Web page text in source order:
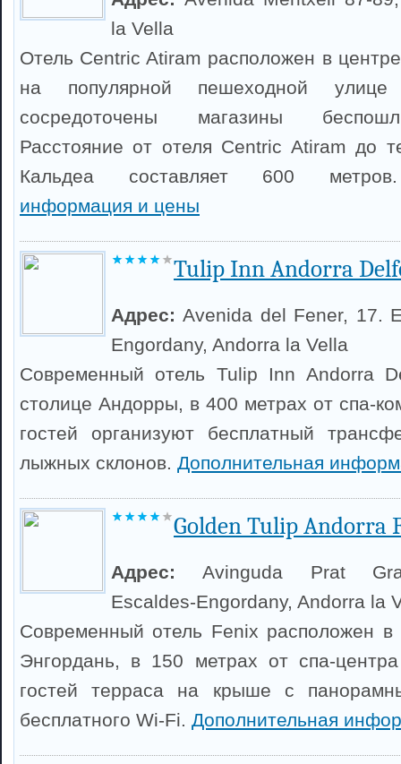
la Vella
Отель Centric Atiram расположен в
на популярной пешеходной улице
сосредоточены магазины
Расстояние от отеля Centric Atiram до
Кальдеа составляет 600
информация и цены
Tulip Inn Andorra
Адрес:Avenida del Fener, 17.
Engordany, Andorra la Vella
Современный отель Tulip Inn Andorra
столице Андорры, в 400 метрах от спа-
гостей организуют бесплатный
лыжных склонов. Дополнительная
Golden Tulip Andorra
Адрес:Avinguda Prat
Escaldes-Engordany, Andorra la
Современный отель Fenix расположен
Энгордань, в 150 метрах от спа-
гостей терраса на крыше с
бесплатного Wi-Fi. Дополнительная